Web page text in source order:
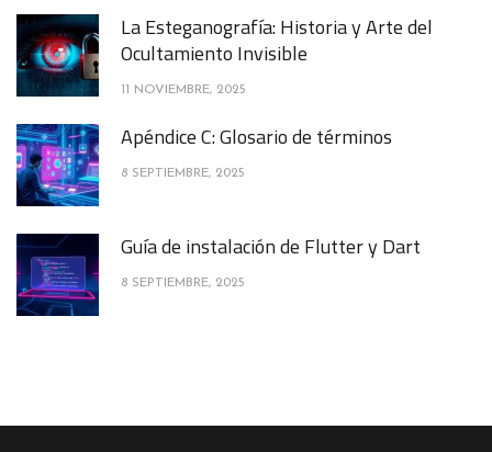
La Esteganografía: Historia y Arte del
Ocultamiento Invisible
11 NOVIEMBRE, 2025
Apéndice C: Glosario de términos
8 SEPTIEMBRE, 2025
Guía de instalación de Flutter y Dart
8 SEPTIEMBRE, 2025